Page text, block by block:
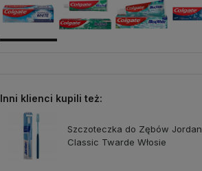
Inni klienci kupili też:
Szczoteczka do Zębów Jordan
Classic Twarde Włosie